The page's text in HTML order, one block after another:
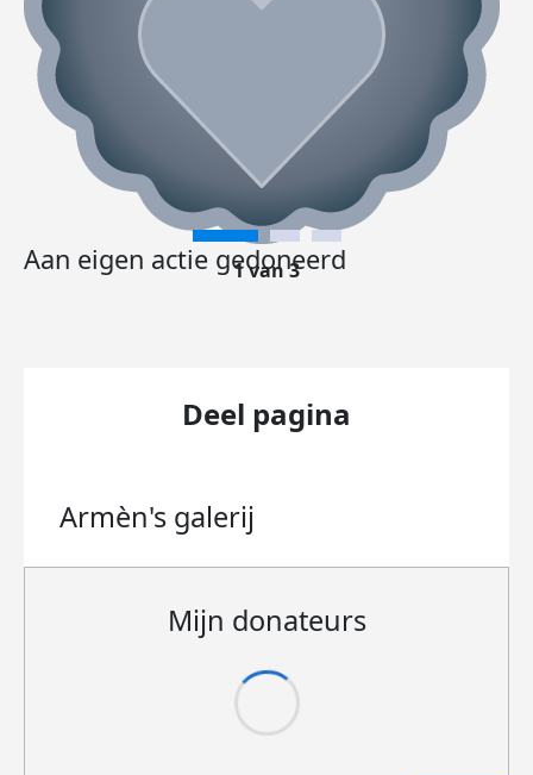
Aan eigen actie gedoneerd
1 van 3
Deel pagina
Armèn's galerij
Mijn donateurs